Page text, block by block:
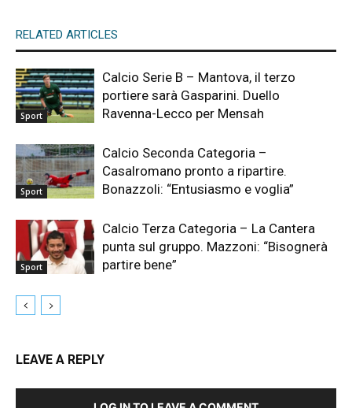
RELATED ARTICLES
Sport
Calcio Serie B – Mantova, il terzo
portiere sarà Gasparini. Duello
Ravenna-Lecco per Mensah
Sport
Calcio Seconda Categoria –
Casalromano pronto a ripartire.
Bonazzoli: “Entusiasmo e voglia”
Sport
Calcio Terza Categoria – La Cantera
punta sul gruppo. Mazzoni: “Bisognerà
partire bene”
LEAVE A REPLY